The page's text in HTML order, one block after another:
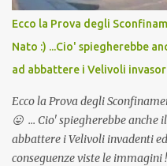
Ecco la Prova degli
Nato :) ...Cio' spiegherebbe
ad abbattere i Velivoli
Ecco la Prova degli
😛 ... Cio' spiegherebbe anche
abbattere i Velivoli invadenti
conseguenze viste le